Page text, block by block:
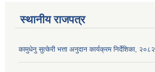
स्थानीय राजपत्र
कामुधेनु सुत्केरी भत्ता अनुदान कार्यक्रम निर्देशिका, २०८२